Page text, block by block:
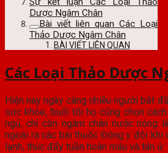
Dược Ngâm Chân
Bài viết liên quan Các Loại
Thảo Dược Ngâm Chân
BÀI VIẾT LIÊN QUAN
Các Loại Thảo Dược
Hiện nay ngày càng nhiều người bắt
sức khỏe, buổi tối họ cũng chọn
ngủ, chỉ cần ngâm chân nước nóng
ngoài ra các bài thuốc Đông y đôi khi
lạnh, thúc đẩy tuần hoàn máu và tán ứ.